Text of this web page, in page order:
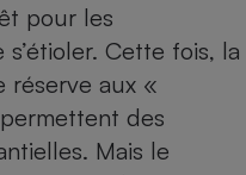
pour les
Cette fois, la
réserve aux «
des
Mais le
Complément
alimentaire
Gros électroménager
Petit électroménager -
Internet
Téléphonie
Mutuelle